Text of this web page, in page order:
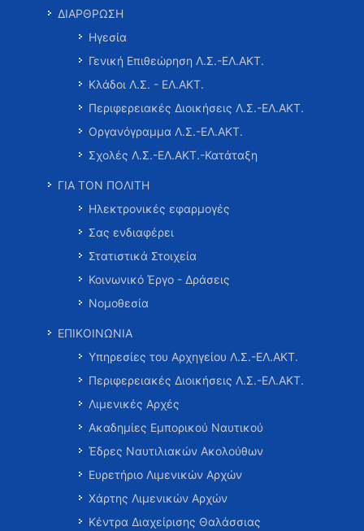
ΔΙΑΡΘΡΩΣΗ
Ηγεσία
Γενική Επιθεώρηση Λ.Σ.-ΕΛ.ΑΚΤ.
Κλάδοι Λ.Σ. - ΕΛ.ΑΚΤ.
Περιφερειακές Διοικήσεις Λ.Σ.-ΕΛ.ΑΚΤ.
Οργανόγραμμα Λ.Σ.-ΕΛ.ΑΚΤ.
Σχολές Λ.Σ.-ΕΛ.ΑΚΤ.-Κατάταξη
ΓΙΑ ΤΟΝ ΠΟΛΙΤΗ
Ηλεκτρονικές εφαρμογές
Σας ενδιαφέρει
Στατιστικά Στοιχεία
Κοινωνικό Έργο - Δράσεις
Νομοθεσία
ΕΠΙΚΟΙΝΩΝΙΑ
Υπηρεσίες του Αρχηγείου Λ.Σ.-ΕΛ.ΑΚΤ.
Περιφερειακές Διοικήσεις Λ.Σ.-ΕΛ.ΑΚΤ.
Λιμενικές Αρχές
Ακαδημίες Εμπορικού Ναυτικού
Έδρες Ναυτιλιακών Ακολούθων
Ευρετήριο Λιμενικών Αρχών
Χάρτης Λιμενικών Αρχών
Κέντρα Διαχείρισης Θαλάσσιας